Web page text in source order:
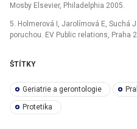
Mosby Elsevier, Philadelphia 2005.
5. Holmerová I, Jarolímová E, Suchá
poruchou. EV Public relations, Praha
ŠTÍTKY
Geriatrie a gerontologie
Protetika